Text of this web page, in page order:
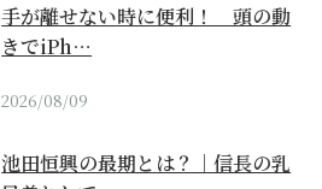
手が離せない時に便利！ 頭の動
きでiPh…
2026/08/09
池田恒興の最期とは？｜信長の乳